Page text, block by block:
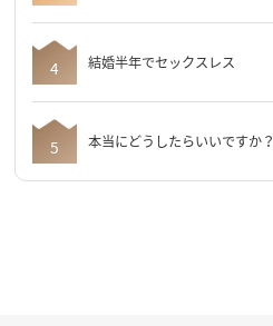
結婚半年でセックスレス
本当にどうしたらいいですか？